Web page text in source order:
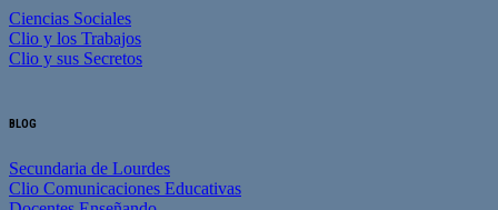
Ciencias Sociales
Clio y los Trabajos
Clio y sus Secretos
BLOG
Secundaria de Lourdes
Clio Comunicaciones Educativas